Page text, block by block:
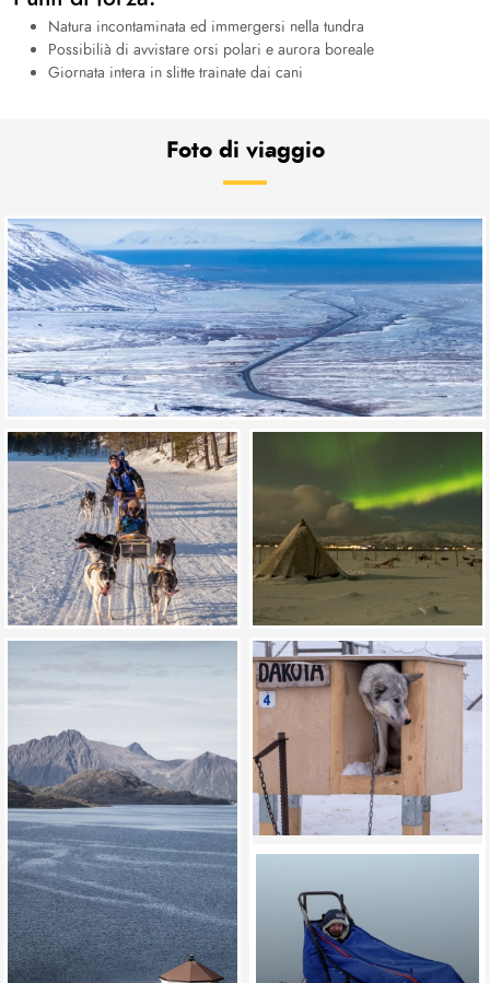
Natura incontaminata ed immergersi nella tundra
Possibilià di avvistare orsi polari e aurora boreale
Giornata intera in slitte trainate dai cani
Foto di viaggio